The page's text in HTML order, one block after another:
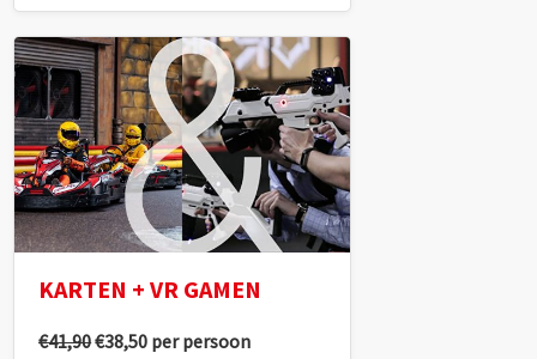
KARTEN + VR GAMEN
€41,90€38,50 per persoon